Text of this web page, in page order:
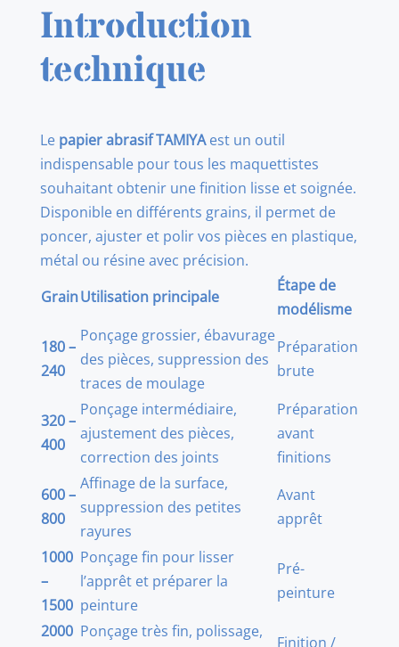
Introduction
technique
Le papier abrasif TAMIYAest un outil
indispensable pour tous les maquettistes
souhaitant obtenir une finition lisse et soignée.
Disponible en différents grains, il permet de
poncer, ajuster et polir vos pièces en plastique,
métal ou résine avec précision.
GrainUtilisation principale
Étape de
modélisme
180 –
240
Ponçage grossier, ébavurage
des pièces, suppression des
traces de moulage
Préparation
brute
320 –
400
Ponçage intermédiaire,
ajustement des pièces,
correction des joints
Préparation
avant
finitions
600 –
800
Affinage de la surface,
suppression des petites
rayures
Avant
apprêt
1000
–
1500
Ponçage fin pour lisser
l’apprêt et préparer la
peinture
Pré-
peinture
2000 Ponçage très fin, polissage,
Finition /